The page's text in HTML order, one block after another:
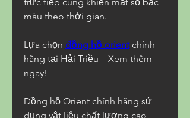
màu theo thời gian.
Lựa chọn đồng hồ orient chính
hãng tại Hải Triều – Xem thêm
ngay!
Đồng hồ Orient chính hãng sử
dụng vật liệu chất lượng cao